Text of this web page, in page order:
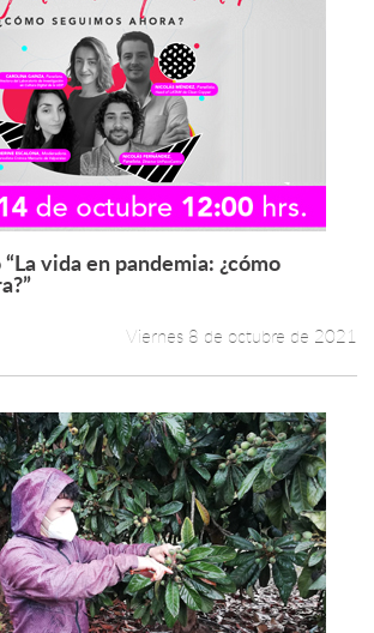
Leer más +
vida en pandemia: ¿cómo
Viernes 8 de octubre de 2021